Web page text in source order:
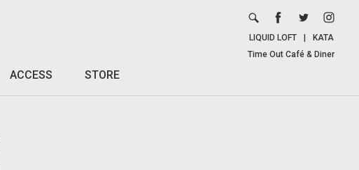
ACCESS STORE
LIQUID LOFT
KATA
Time Out Café & Diner